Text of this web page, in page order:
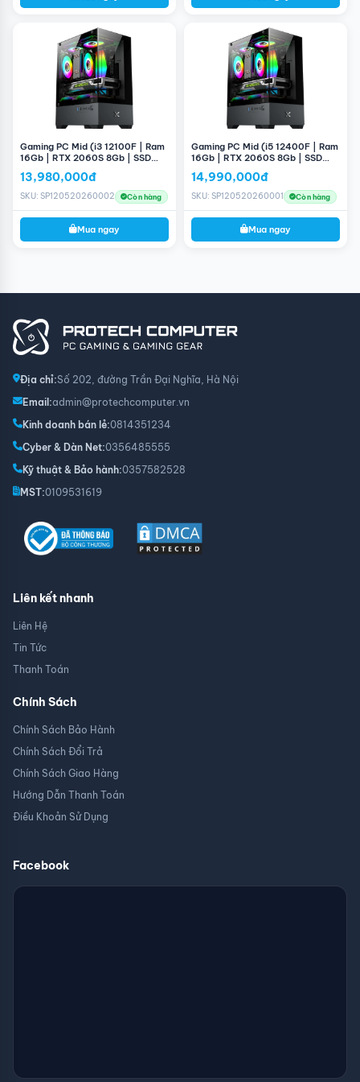
Kết Luận:
PC Gaming #110 là một cấu hình tuyệt vời cho những
game thủ muốn một hệ thống với hiệu suất ổn định và
giá cả phải chăng. Với
Intel Core i5 10400F vàGTX 1660
6GB, hệ thống này đáp ứng tốt nhu cầu chơi game ở độ
phân giải Full HD và cũng có khả năng xử lý các tác vụ
đa nhiệm. SSD 256GB
cung cấp hiệu suất
nhanh và đủ bộ nhớ cho các ứng dụng và trò chơi hiện
đại. Dù có thể cần nâng cấp dung lượng lưu trữ trong
tương lai, nhưng đây vẫn là một lựa chọn mạnh mẽ và
đáng giá cho các game thủ.
Gaming PC Mid (i3 12100F | Ram
16Gb | RTX 2060S 8Gb | SSD
13,980,000đ
SKU: SP120520260002 Còn hàng
Mua ngay
Gaming PC Mid (i5 12400F | Ram
16Gb | RTX 2060S 8Gb | SSD
14,990,000đ
SKU: SP120520260001 Còn hàng
Mua ngay
Địa chỉ:Số 202, đường Trần Đại Nghĩa, Hà Nội
Email:admin@protechcomputer.vn
Kinh doanh bán lẻ:0814351234
Cyber & Dàn Net:0356485555
Kỹ thuật & Bảo hành:0357582528
MST:0109531619
Liên kết nhanh
Liên Hệ
Tin Tức
Thanh Toán
Chính Sách
Chính Sách Bảo Hành
Chính Sách Đổi Trả
Chính Sách Giao Hàng
Hướng Dẫn Thanh Toán
Điều Khoản Sử Dụng
Facebook